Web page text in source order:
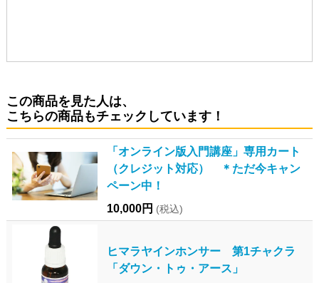
この商品を見た人は、
こちらの商品もチェックしています！
「オンライン版入門講座」専用カート
（クレジット対応） ＊ただ今キャン
ペーン中！
10,000円 (税込)
ヒマラヤインホンサー 第1チャクラ
「ダウン・トゥ・アース」